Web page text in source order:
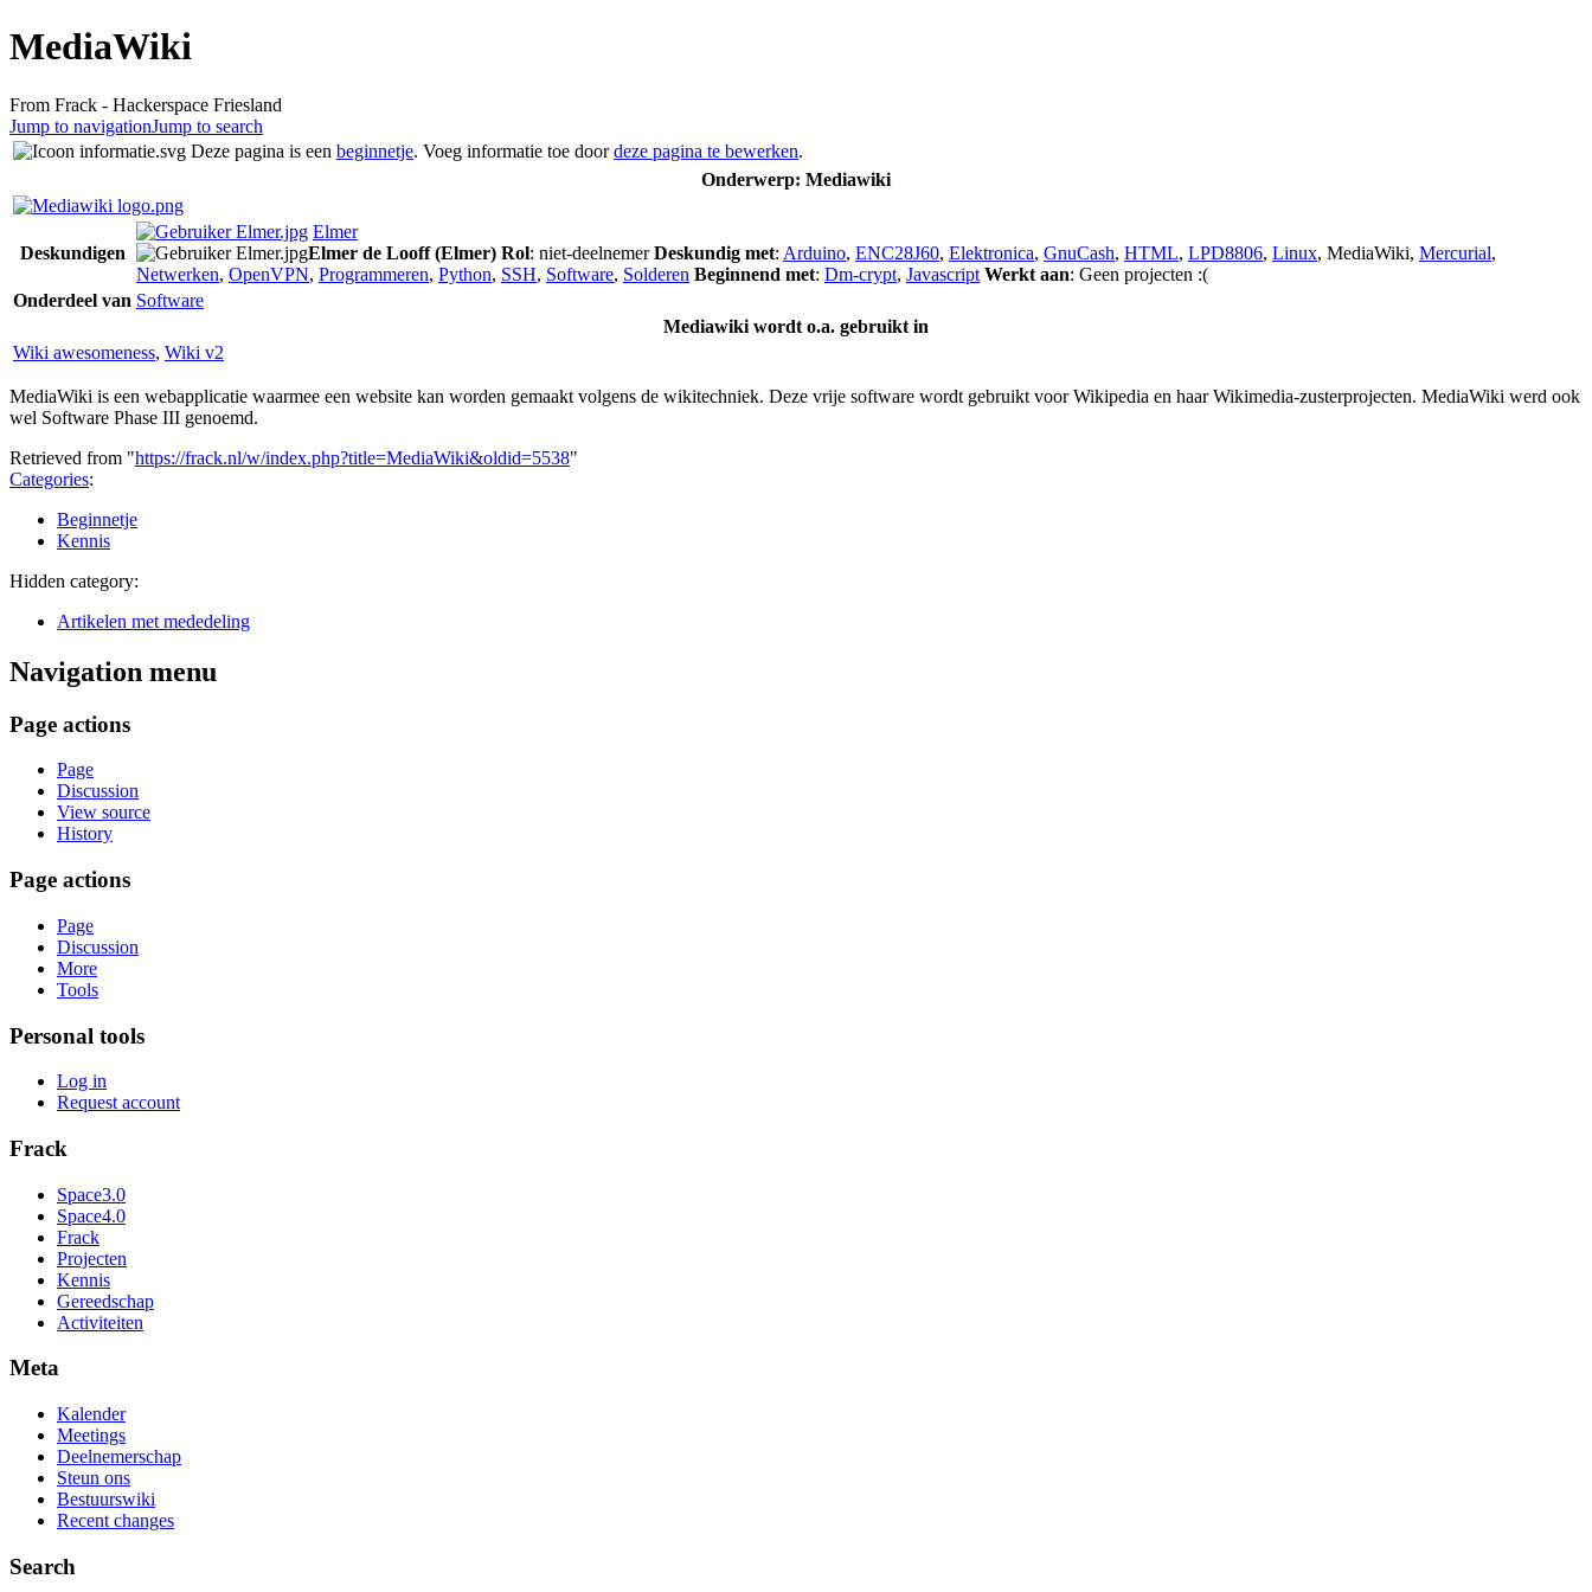
MediaWiki
From Frack - Hackerspace Friesland
Jump to navigationJump to search
Deze pagina is een beginnetje. Voeg informatie toe doordeze pagina te bewerken.
Onderwerp: Mediawiki
Deskundigen
Elmer
Elmer de Looff (Elmer) Rol: niet-deelnemerDeskundig met: Arduino, ENC28J60, Elektronica, GnuCash, HTML, LPD8806, Linux, MediaWiki, Mercurial,
Netwerken, OpenVPN, Programmeren, Python, SSH, Software, Solderen Beginnend met: Dm-crypt, Javascript Werkt aan: Geen projecten :(
Onderdeel van Software
Mediawiki wordt o.a. gebruikt in
Wiki awesomeness, Wiki v2
MediaWiki is een webapplicatie waarmee een website kan worden gemaakt volgens de wikitechniek. Deze vrije software wordt gebruikt voor Wikipedia en haar Wikimedia-zusterprojecten. MediaWiki werd ook
wel Software Phase III genoemd.
Retrieved from "https://frack.nl/w/index.php?title=MediaWiki&oldid=5538"
Categories:
Beginnetje
Kennis
Hidden category:
Artikelen met mededeling
Navigation menu
Page actions
Page
Discussion
View source
History
Page actions
Page
Discussion
More
Tools
Personal tools
Log in
Request account
Frack
Space3.0
Space4.0
Frack
Projecten
Kennis
Gereedschap
Activiteiten
Meta
Kalender
Meetings
Deelnemerschap
Steun ons
Bestuurswiki
Recent changes
Search